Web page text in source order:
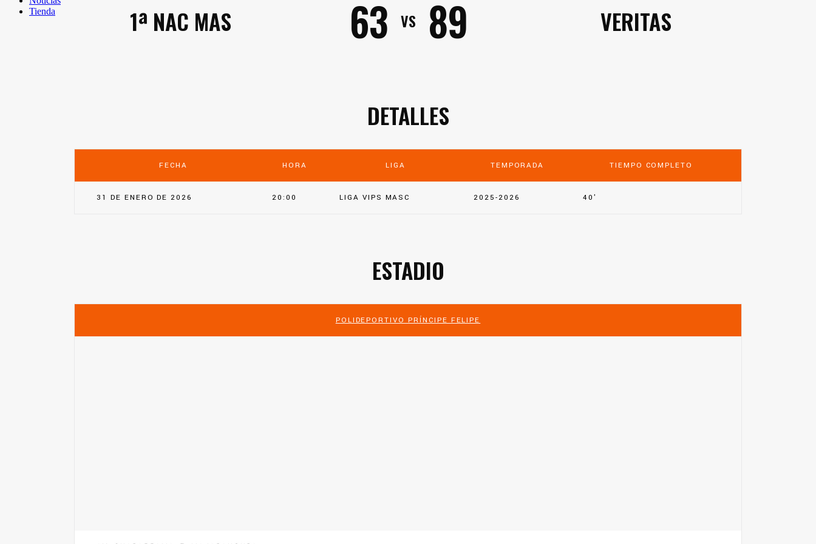
Tienda
1ª NAC MAS 63 VS 89 VERITAS
DETALLES
FECHA HORA LIGA TEMPORADA TIEMPO COMPLETO
31 DE ENERO DE 2026 20:00 LIGA VIPS MASC 2025-2026 40'
ESTADIO
POLIDEPORTIVO PRÍNCIPE FELIPE